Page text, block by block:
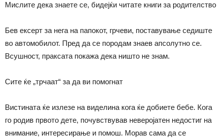
Мислите дека знаете се, бидејќи читате книги за родителство
Бев ексерт за нега на папокот, грчеви, поставување седиште
во автомобилот. Пред да се породам знаев апсолутно се.
Всушност, праксата покажа дека ништо не знам.
Сите ќе „трчаат“ за да ви помогнат
Вистината ќе излезе на виделина кога ќе добиете бебе. Кога
го родив првото дете, почувствував неверојатен недостиг на
внимание, интересирање и помош. Морав сама да се